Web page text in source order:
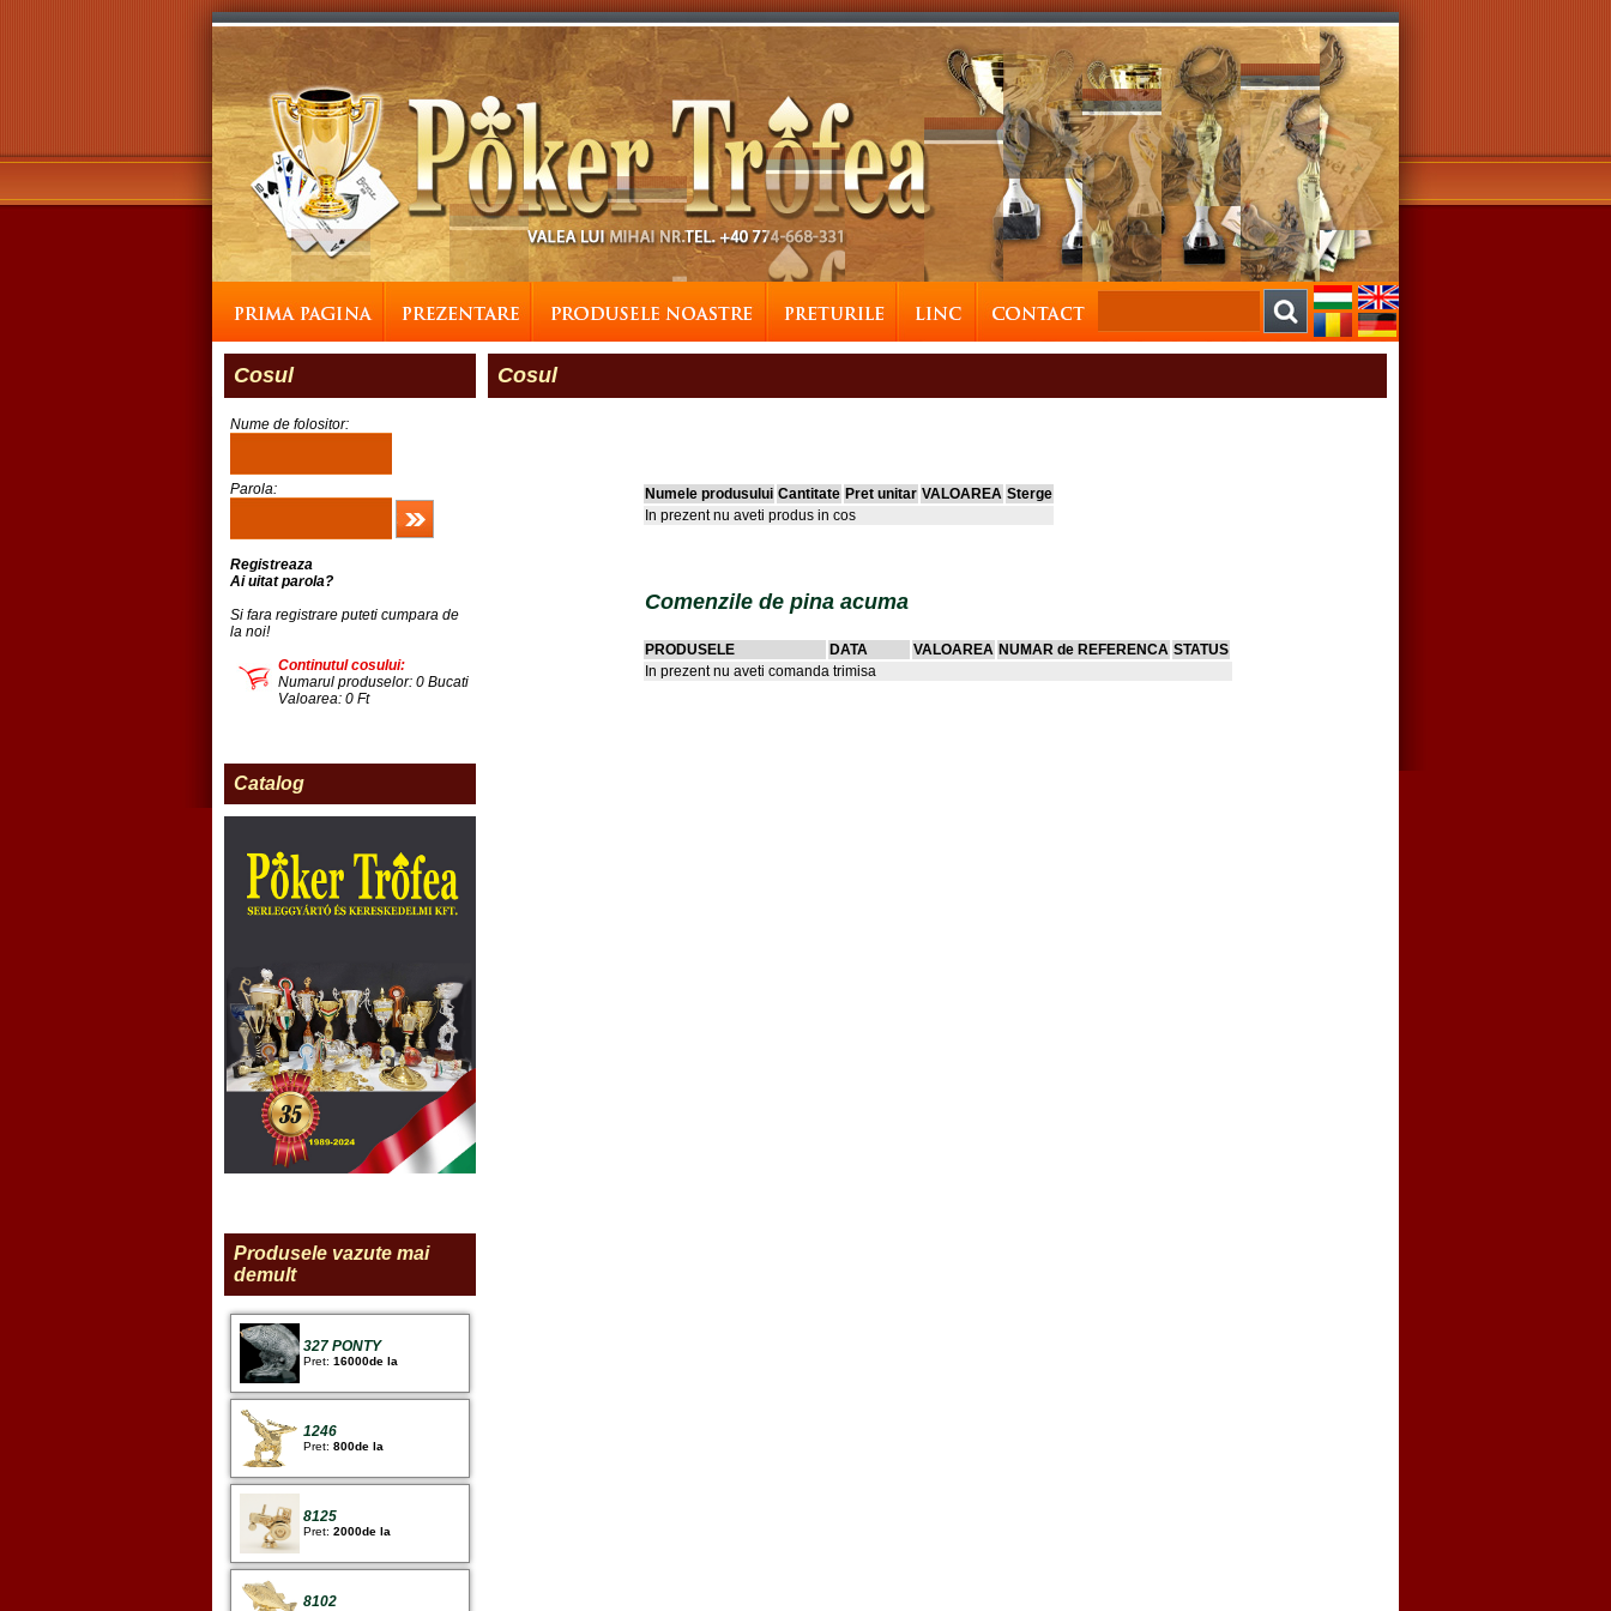
Cosul
Nume de folositor:
Parola:
Registreaza
Ai uitat parola?
Si fara registrare puteti cumpara de
la noi!
Continutul cosului:
Numarul produselor: 0 Bucati
Valoarea: 0 Ft
Catalog
Produsele vazute mai
demult
327 PONTY
Pret: 16000de la
1246
Pret: 800de la
8125
Pret: 2000de la
8102
Cosul
Numele produsului Cantitate Pret unitar VALOAREA Sterge
In prezent nu aveti produs in cos
Comenzile de pina acuma
PRODUSELE DATA VALOAREA NUMAR de REFERENCA STATUS
In prezent nu aveti comanda trimisa